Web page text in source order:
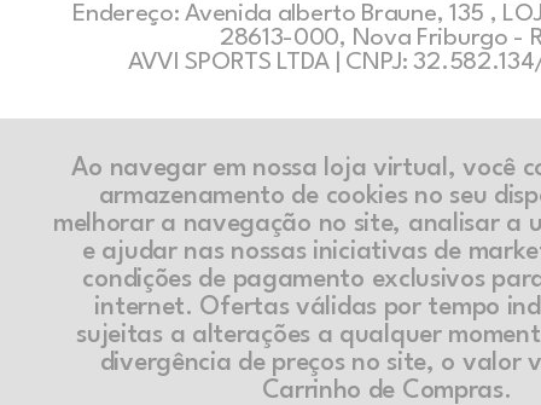
Endereço: Avenida alberto Braune, 135 ,
28613-000, Nova Friburgo -
AVVI SPORTS LTDA | CNPJ:
Ao navegar em nossa loja virtual, você
armazenamento de cookies no seu
melhorar a navegação no site, analisar a
e ajudar nas nossas iniciativas de
condições de pagamento exclusivos
internet. Ofertas válidas por tempo
sujeitas a alterações a qualquer
divergência de preços no site, o valor
Carrinho de Compras.